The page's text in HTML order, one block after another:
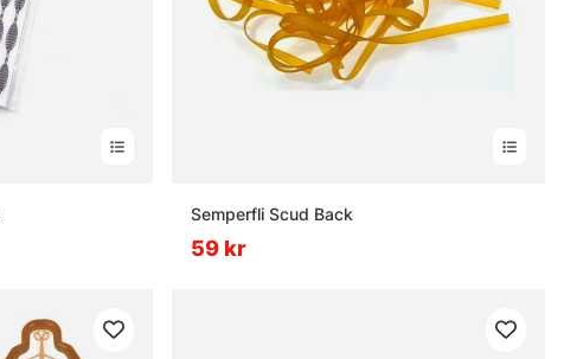
Semperfli Scud Back
59 kr